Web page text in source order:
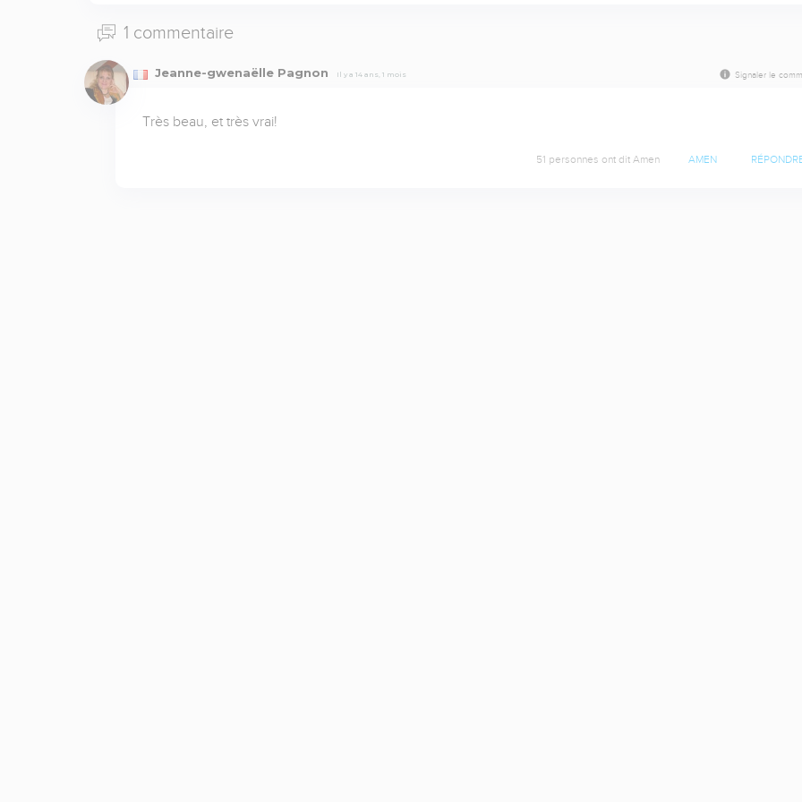
1 commentaire
Jeanne-gwenaëlle Pagnon Il y a 14 ans, 1 mois Signaler le
Très beau, et très vrai!
51 personnes ont dit Amen AMEN